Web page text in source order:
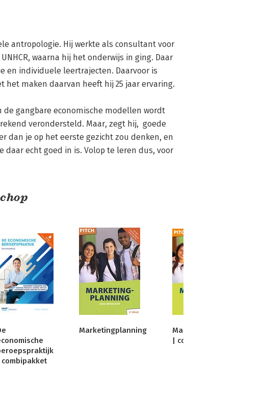
antropologie. Hij werkte als consultant voor
waarna hij het onderwijs in ging. Daar
en individuele leertrajecten. Daarvoor is
maken daarvan heeft hij 25 jaar ervaring.
gangbare economische modellen wordt
verondersteld. Maar, zegt hij,  goede
dan je op het eerste gezicht zou denken, en
echt goed in is. Volop te leren dus, voor
combipakket
Marketingplanning
Marketingplanning
| combipakket